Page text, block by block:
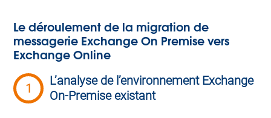
Le déroulement de la migration de
messagerie Exchange On Premise vers
Exchange Online
1
L’analyse de l’environnement Exchange
On-Premise existant